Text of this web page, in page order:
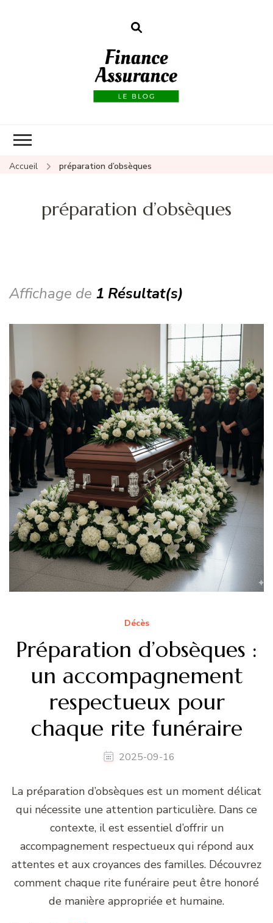
Accueil préparation d’obsèques
préparation d’obsèques
Affichage de 1 Résultat(s)
Décès
Préparation d’obsèques :
un accompagnement
respectueux pour
chaque rite funéraire
2025-09-16
La préparation d’obsèques est un moment délicat
qui nécessite une attention particulière. Dans ce
contexte, il est essentiel d’offrir un
accompagnement respectueux qui répond aux
attentes et aux croyances des familles. Découvrez
comment chaque rite funéraire peut être honoré
de manière appropriée et humaine.